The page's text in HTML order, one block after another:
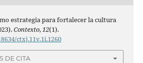
estrategia para fortalecer la cultura
Contexto,12(1).
ctxj.11v.1i.1260
DE CITA